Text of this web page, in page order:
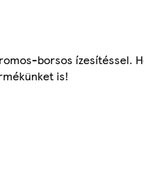
borsos ízesítéssel.
is!